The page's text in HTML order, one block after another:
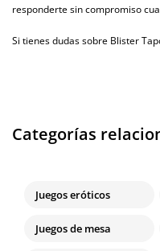
responderte sin compromiso
Si tienes dudas sobre Blister
Categorías
Juegos eróticos
Juegos de mesa